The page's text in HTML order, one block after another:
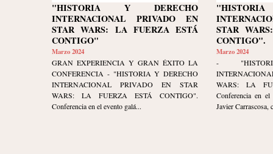
"HISTORIA Y DERECHO
INTERNACIONAL PRIVADO EN
STAR WARS: LA FUERZA ESTÁ
CONTIGO"
Marzo 2024
GRAN EXPERIENCIA Y GRAN ÉXITO LA
CONFERENCIA - "HISTORIA Y DERECHO
INTERNACIONAL PRIVADO EN STAR
WARS: LA FUERZA ESTÁ CONTIGO".
Conferencia en el evento galá...
STAR
CONTIGO".
Marzo 2024
-
WARS: LA
Conferencia en
Javier